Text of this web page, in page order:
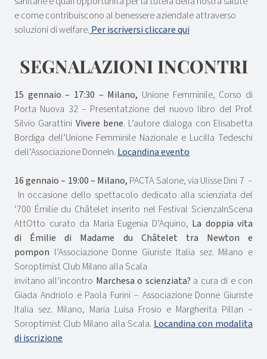
e come contribuiscono al benessere aziendale attraverso
soluzioni di welfare. Per iscriversi cliccare qui
SEGNALAZIONI INCONTRI
15 gennaio – 17:30 – Milano, Unione Femminile, Corso di
Porta Nuova 32 – Presentatzione del nuovo libro del Prof.
Silvio Garattini Vivere bene. L’autore dialoga con Elisabetta
Bordiga dell’Unione Femminile Nazionale e Lucilla Tedeschi
dell’Associazione DonneIn. Locandina evento
16 gennaio – 19:00 – Milano, PACTA Salone, via Ulisse Dini 7 –
In occasione dello spettacolo dedicato alla scienziata del
‘700 Émilie du Châtelet inserito nel Festival ScienzaInScena
AttOtto curato da Maria Eugenia D’Aquino, La doppia vita
di Émilie di Madame du Châtelet tra Newton e
pompon l’Associazione Donne Giuriste Italia sez. Milano e
Soroptimist Club Milano alla Scala
invitano all’incontro Marchesa o scienziata? a cura di e con
Giada Andriolo e Paola Furini – Associazione Donne Giuriste
Italia sez. Milano, Maria Luisa Frosio e Margherita Pillan –
Soroptimist Club Milano alla Scala. Locandina con modalita
di iscrizione